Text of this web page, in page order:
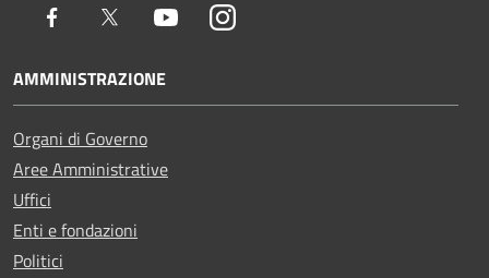
Facebook Twitter YoutubeInstagram
AMMINISTRAZIONE
Organi di Governo
Aree Amministrative
Uffici
Enti e fondazioni
Politici